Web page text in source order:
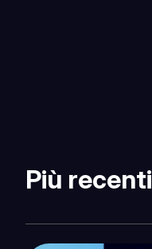
Più recenti